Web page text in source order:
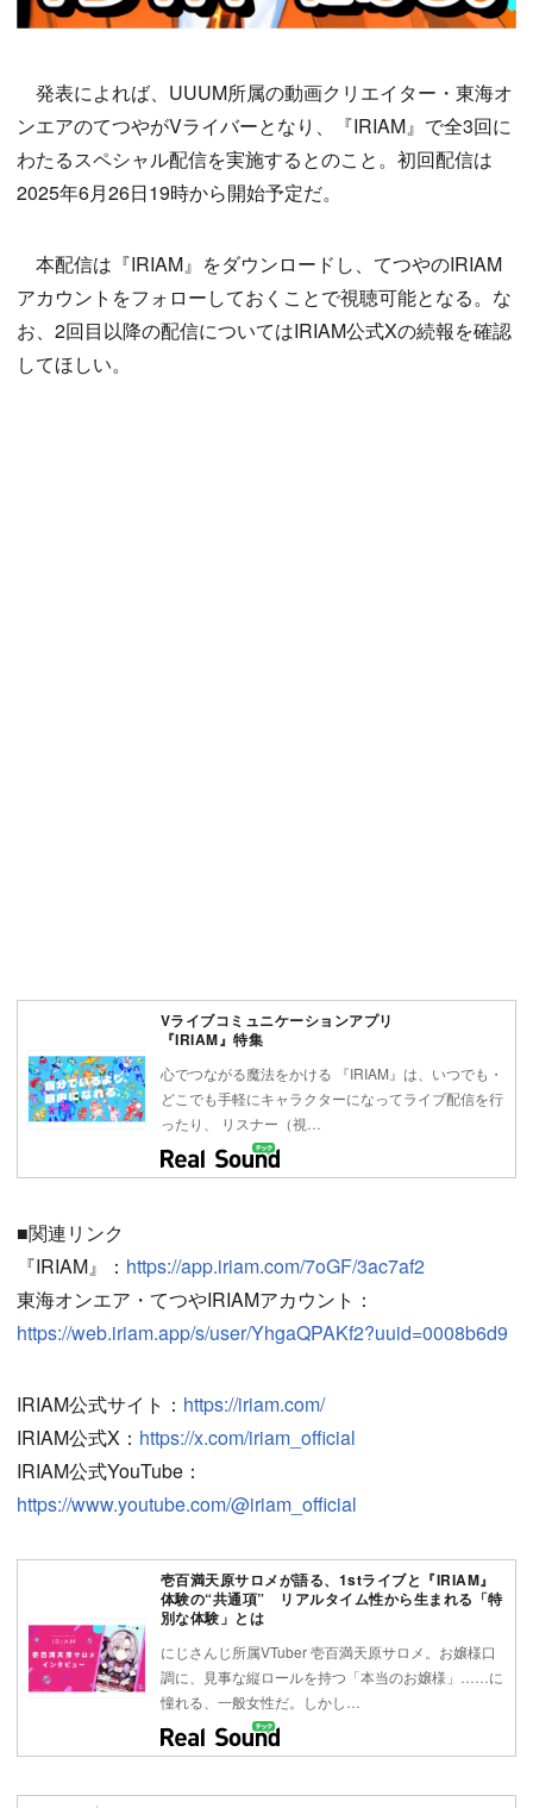
発表によれば、UUUM所属の動画クリエイター・東海オ
ンエアのてつやがVライバーとなり、『IRIAM』で全3回に
わたるスペシャル配信を実施するとのこと。初回配信は
2025年6月26日19時から開始予定だ。
本配信は『IRIAM』をダウンロードし、てつやのIRIAM
アカウントをフォローしておくことで視聴可能となる。な
お、2回目以降の配信についてはIRIAM公式Xの続報を確認
してほしい。
Vライブコミュニケーションアプリ
『IRIAM』特集
心でつながる魔法をかける 『IRIAM』は、いつでも・
どこでも手軽にキャラクターになってライブ配信を行
ったり、 リスナー（視…
■関連リンク
『IRIAM』： https://app.iriam.com/7oGF/3ac7af2
東海オンエア・てつやIRIAMアカウント：
https://web.iriam.app/s/user/YhgaQPAKf2?uuid=0008b6d9
IRIAM公式サイト： https://iriam.com/
IRIAM公式X： https://x.com/iriam_official
IRIAM公式YouTube：
https://www.youtube.com/@iriam_official
壱百満天原サロメが語る、1stライブと『IRIAM』
体験の“共通項” リアルタイム性から生まれる「特
別な体験」とは
にじさんじ所属VTuber 壱百満天原サロメ。お嬢様口
調に、見事な縦ロールを持つ「本当のお嬢様」……に
憧れる、一般女性だ。しかし…